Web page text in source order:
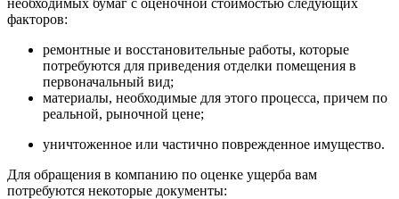
факторов:
ремонтные и восстановительные работы, которые
потребуются для приведения отделки помещения в
первоначальный вид;
материалы, необходимые для этого процесса, причем по
реальной, рыночной цене;
уничтоженное или частично поврежденное имущество.
Для обращения в компанию по оценке ущерба вам
потребуются некоторые документы: